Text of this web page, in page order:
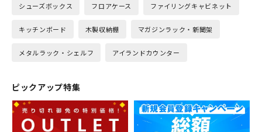
シューズボックス フロアケース ファイリングキャビネット
キッチンボード 木製収納棚 マガジンラック・新聞架
メタルラック・シェルフ アイランドカウンター
ピックアップ特集